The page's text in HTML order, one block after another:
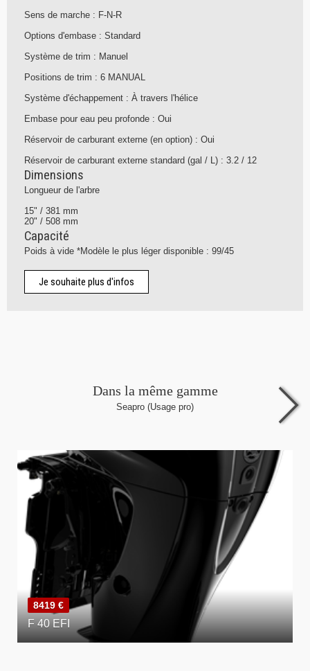
Sens de marche : F-N-R
Options d'embase : Standard
Système de trim : Manuel
Positions de trim : 6 MANUAL
Système d'échappement : À travers l'hélice
Embase pour eau peu profonde : Oui
Réservoir de carburant externe (en option) : Oui
Réservoir de carburant externe standard (gal / L) : 3.2 / 12
Dimensions
Longueur de l'arbre
15" / 381 mm
20" / 508 mm
Capacité
Poids à vide *Modèle le plus léger disponible : 99/45
Je souhaite plus d'infos
Dans la même gamme
Seapro (Usage pro)
8419 €
F 40 EFI